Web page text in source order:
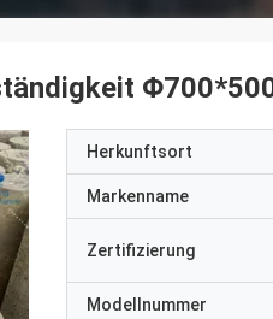
Herkunftsort
Markenname
Zertifizierung
Modellnummer